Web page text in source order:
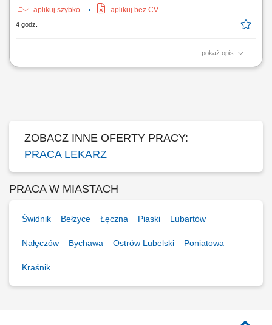
aplikuj szybko
aplikuj bez CV
4 godz.
pokaż opis
Opis stanowiska Prowadzenie konsultacji lekarskich z pacjentami w
ZOBACZ INNE OFERTY PRACY:
PRACA LEKARZ
PRACA W MIASTACH
Świdnik Bełżyce Łęczna Piaski Lubartów
Nałęczów Bychawa Ostrów Lubelski Poniatowa
Kraśnik